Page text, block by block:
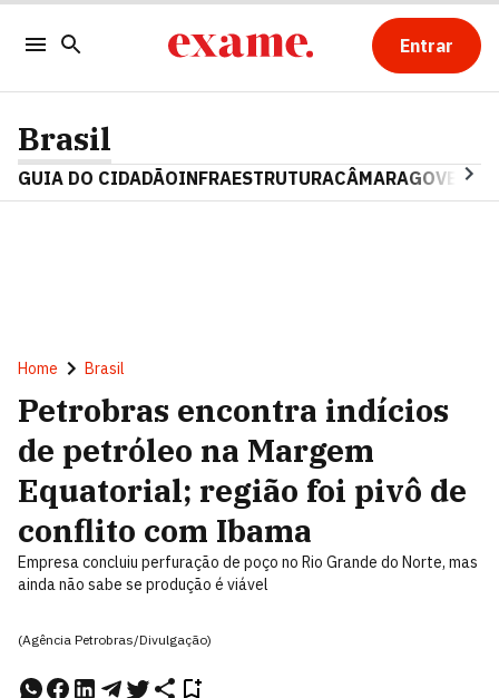
Entrar
Brasil
GUIA DO CIDADÃOINFRAESTRUTURACÂMARAGOVERNO
Home Brasil
Petrobras encontra indícios
de petróleo na Margem
Equatorial; região foi pivô de
conflito com Ibama
Empresa concluiu perfuração de poço no Rio Grande do Norte, mas
ainda não sabe se produção é viável
(Agência Petrobras/Divulgação)